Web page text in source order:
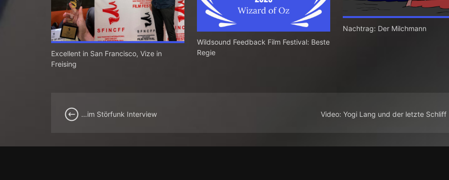
Excellent in San Francisco, Vize in
Freising
Wildsound Feedback Film Festival: Beste
Regie
Nachtrag: Der Milchmann
…im Störfunk Interview Video: Yogi Lang und der letzte Schliff